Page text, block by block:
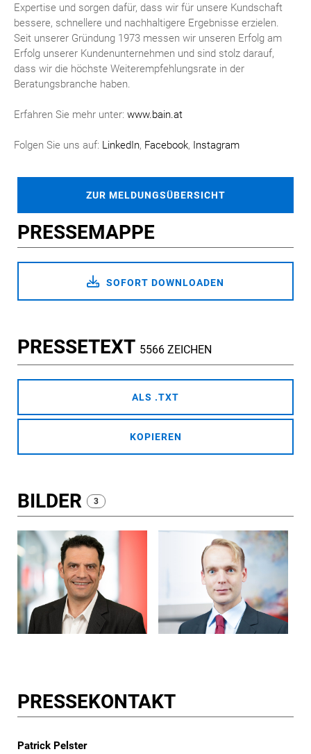
Expertise und sorgen dafür, dass wir für unsere Kundschaft
bessere, schnellere und nachhaltigere Ergebnisse erzielen.
Seit unserer Gründung 1973 messen wir unseren Erfolg am
Erfolg unserer Kundenunternehmen und sind stolz darauf,
dass wir die höchste Weiterempfehlungsrate in der
Beratungsbranche haben.
Erfahren Sie mehr unter: www.bain.at
Folgen Sie uns auf: LinkedIn, Facebook, Instagram
ZUR MELDUNGSÜBERSICHT
PRESSEMAPPE
SOFORT DOWNLOADEN
PRESSETEXT 5566 ZEICHEN
ALS .TXT
KOPIEREN
BILDER 3
PRESSE­KONTAKT
Patrick Pelster